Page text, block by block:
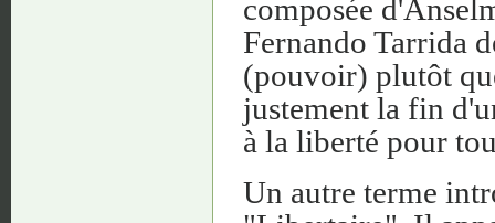
composée
Fernando Tarrida
(pouvoir) plutôt
justement la fin
à la liberté pour
Un autre terme